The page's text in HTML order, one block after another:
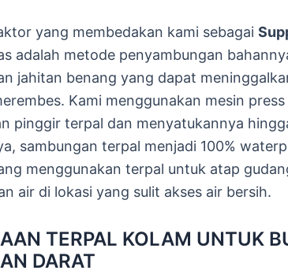
yang membedakan kami sebagai
adalah metode penyambungan
jahitan benang yang dapat
Kami menggunakan mesin
pinggir terpal dan menyatukannya
sambungan terpal menjadi 100%
menggunakan terpal untuk atap
air di lokasi yang sulit akses air bersih.
TERPAL KOLAM UNTUK
DARAT